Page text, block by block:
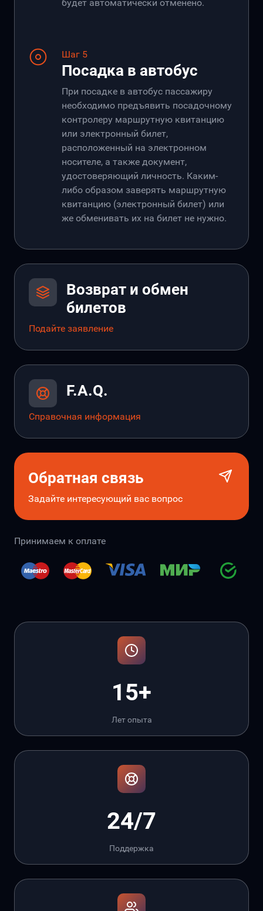
будет автоматически отменено.
Шаг 5
Посадка в автобус
При посадке в автобус пассажиру
необходимо предъявить посадочному
контролеру маршрутную квитанцию
или электронный билет,
расположенный на электронном
носителе, а также документ,
удостоверяющий личность. Каким-
либо образом заверять маршрутную
квитанцию (электронный билет) или
же обменивать их на билет не нужно.
Возврат и обмен
билетов
Подайте заявление
F.A.Q.
Справочная информация
Обратная связь
Задайте интересующий вас вопрос
Принимаем к оплате
15+
Лет опыта
24/7
Поддержка